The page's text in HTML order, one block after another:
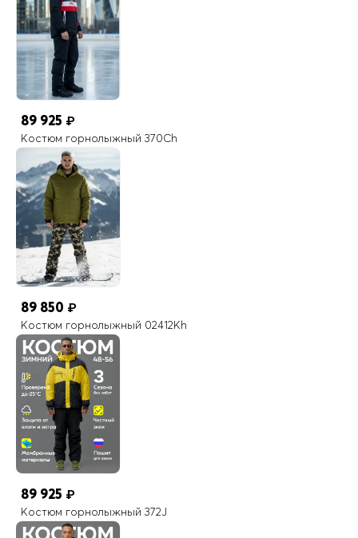
89 925 ₽
Костюм горнолыжный 370Ch
89 850 ₽
Костюм горнолыжный 02412Kh
89 925 ₽
Костюм горнолыжный 372J